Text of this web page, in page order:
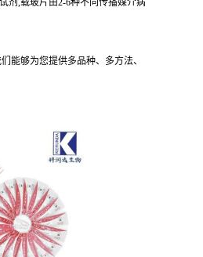
剂,载玻片由2-6种不同传播媒介病
能够为您提供多品种、多方法、